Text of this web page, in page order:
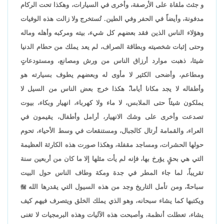
و جثث ملقاة على الأرصفة، وأخرى في السيارات، وهكذا تحت الركام
مدفونة، وأيضاً في الحفر وفي الطين. تُستخرج ولا زالت هذه الوفيات
وهؤلاء الناس الذين فقد بعضهم كل شيء، بيته ومركبه وأهله وماله
وحتى إثبات شخصيته وبطاقة الصراف، لم يعد يملك من حطام الدنيا
شيئا، ذهبت موارد أرزاق الناس من ورش ومصانع، ومستودعاتٍ
ومطاعم، وأضحى الكثير لا مأوى له وبعضهم يطوف بسيارته هو
وأطفاله لا يجد مكانا أياما.ً هكذا خرج بعض الناس من السيل لا
يملكون شيئاً حتى الملابس، لا ماء ولا كهرباء، انهيار وبكاء، بيوت
تصدعت وأخرى على وشك الانهيار، أرامل وأطفال، يقيمون في
العراء، والقمامة أرتال كالجبال، ومستنقعات في وسط الأحياء، تحوم
حولها الحشرات، ومساجد مقفلة، وهكذا صورت هذه الكارثة العظيمة
التي هي بحقٍ يؤرخ بها، فإنه لم يأت مثلها إلا ما كان من أربعين سنة
تقريباً، لما جاء المطر في جدة ومكة وطاف الناس حول البيت
سباحةً، ومن تأمل التاريخ وجد من هذه السيول التي يقدرها الله
ويكتبها كما يشاء سبحانه، وهو الذي يملك الخلق ويتصرف فيهم كيف
يشاء، تعطلت أنظمة، وأصبحت هذه الآليات وهذه البرمجيات لا تغنى